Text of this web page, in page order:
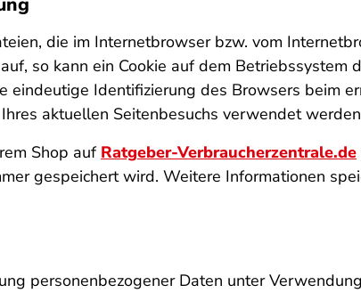
die im Internetbrowser bzw. vom
so kann ein Cookie auf dem Betriebssystem
eindeutige Identifizierung des Browsers beim
aktuellen Seitenbesuchs verwendet
Shop auf Ratgeber-Verbraucherzentrale.de
gespeichert wird. Weitere Informationen
personenbezogener Daten unter